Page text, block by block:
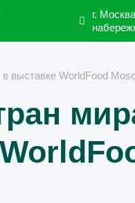
г.
выставке WorldFood